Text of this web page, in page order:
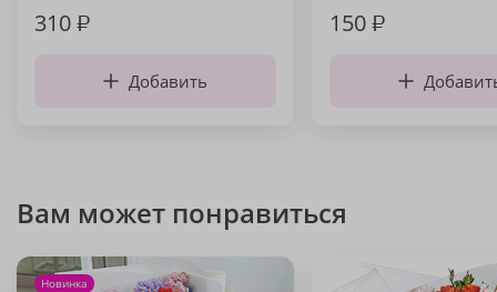
310₽
Добавить
150₽
Вам может понравиться
Новинка